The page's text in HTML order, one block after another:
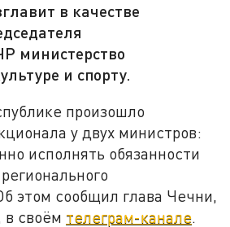
в качестве
министерство
и спорту.
произошло
у двух министров:
исполнять обязанности
этом сообщил глава Чечни,
в своём телеграм-канале.